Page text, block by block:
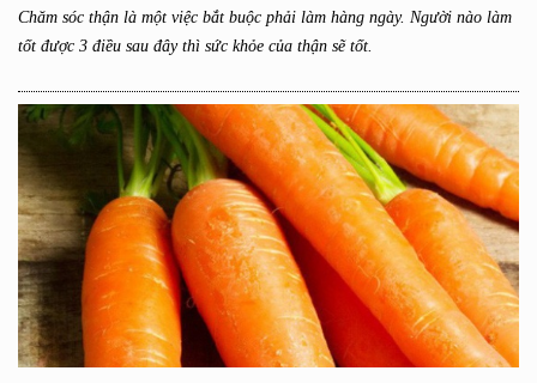
Chăm sóc thận là một việc bắt buộc phải làm hàng ngày. Người nào làm
tốt được 3 điều sau đây thì sức khỏe của thận sẽ tốt.